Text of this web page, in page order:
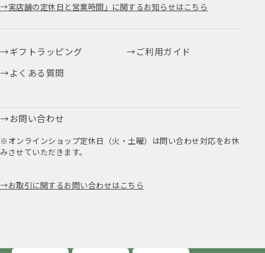
実店舗の定休日と営業時間」に関するお知らせはこちら
ギフトラッピング
ご利用ガイド
よくある質問
お問い合わせ
※オンラインショップ定休日（火・土曜）は問い合わせ対応をお休
みさせていただきます。
お取引に関するお問い合わせはこちら